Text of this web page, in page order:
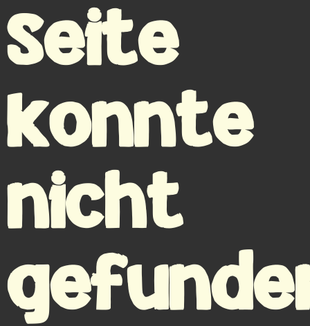
Seite
konnte
nicht